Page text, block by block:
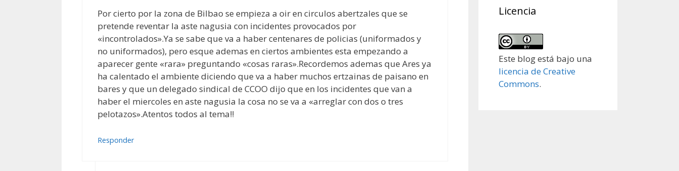
Por cierto por la zona de Bilbao se empieza a oir en circulos abertzales que se
pretende reventar la aste nagusia con incidentes provocados por
«incontrolados».Ya se sabe que va a haber centenares de policias (uniformados y
no uniformados), pero esque ademas en ciertos ambientes esta empezando a
aparecer gente «rara» preguntando «cosas raras».Recordemos ademas que Ares ya
ha calentado el ambiente diciendo que va a haber muchos ertzainas de paisano en
bares y que un delegado sindical de CCOO dijo que en los incidentes que van a
haber el miercoles en aste nagusia la cosa no se va a «arreglar con dos o tres
pelotazos».Atentos todos al tema!!
Responder
Licencia
Este blog está bajo una
licencia de Creative
Commons.